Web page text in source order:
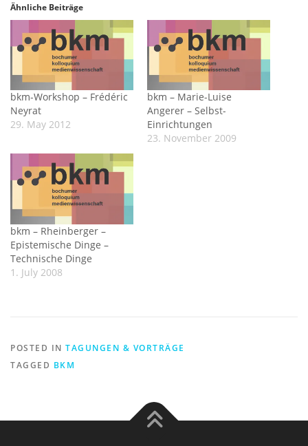
Ähnliche Beiträge
bkm-Workshop – Frédéric
Neyrat
29. May 2012
bkm – Marie-Luise
Angerer – Selbst-
Einrichtungen
23. November 2009
bkm – Rheinberger –
Epistemische Dinge –
Technische Dinge
1. July 2008
POSTED IN TAGUNGEN & VORTRÄGE
TAGGED BKM